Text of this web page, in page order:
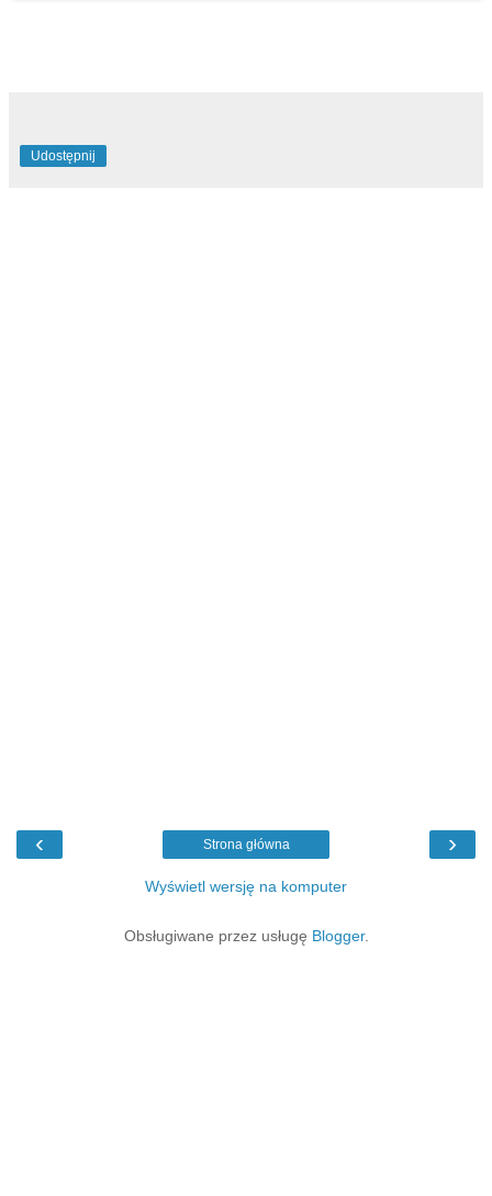
Udostępnij
‹ ›
Strona główna
Wyświetl wersję na komputer
Obsługiwane przez usługę Blogger.